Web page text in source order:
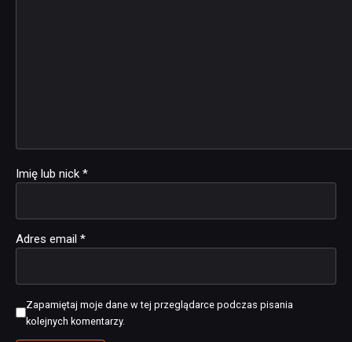
Imię lub nick *
Adres email *
Zapamiętaj moje dane w tej przeglądarce podczas pisania
kolejnych komentarzy.